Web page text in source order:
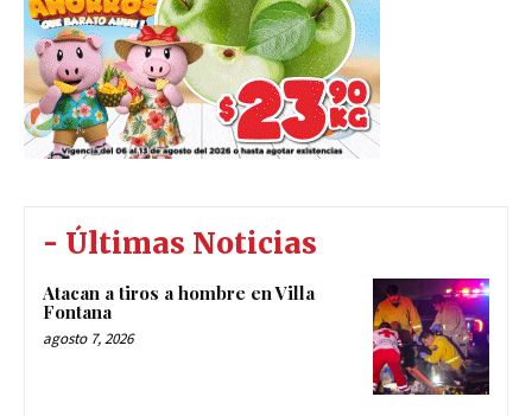
- Últimas Noticias
Atacan a tiros a hombre en Villa
Fontana
agosto 7, 2026